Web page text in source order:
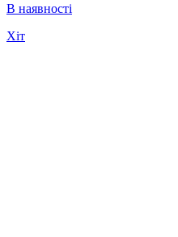
В наявності
Хіт